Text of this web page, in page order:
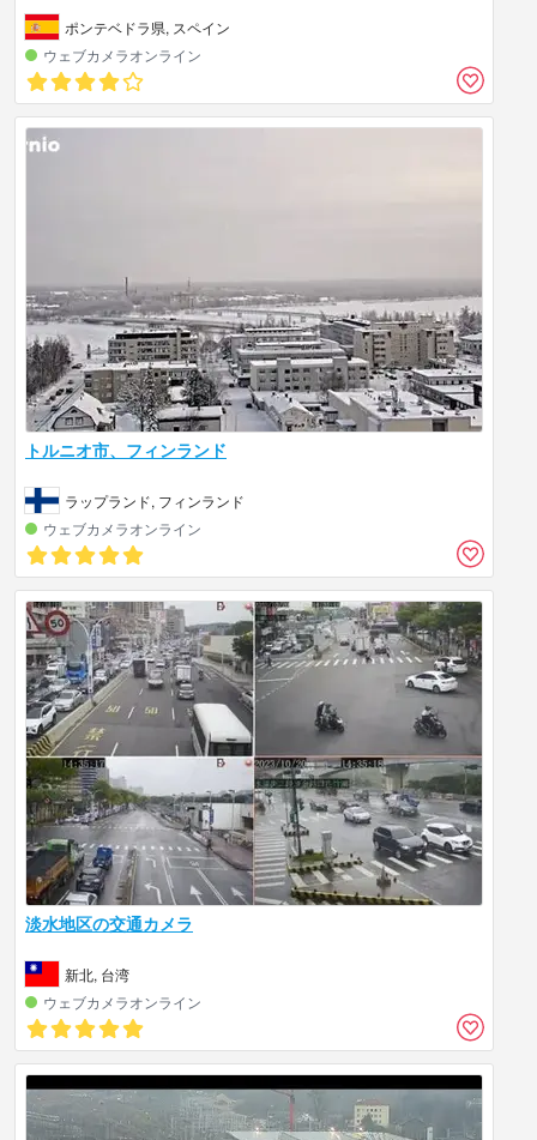
ポンテベドラ県, スペイン
ウェブカメラオンライン
トルニオ市、フィンランド
ラップランド, フィンランド
ウェブカメラオンライン
淡水地区の交通カメラ
新北, 台湾
ウェブカメラオンライン